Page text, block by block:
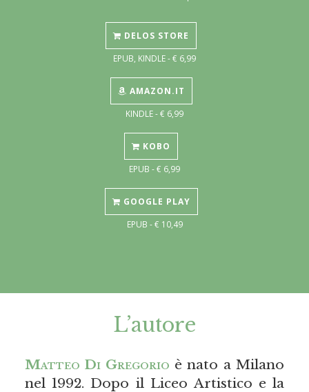
DELOS STORE
EPUB, KINDLE - € 6,99
AMAZON.IT
KINDLE - € 6,99
KOBO
EPUB - € 6,99
GOOGLE PLAY
EPUB - € 10,49
L’autore
Matteo Di Gregorio è nato a Milano
nel 1992. Dopo il Liceo Artistico e la